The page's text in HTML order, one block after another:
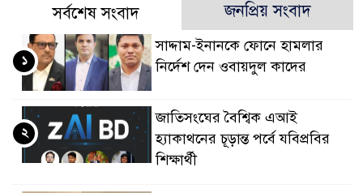
সর্বশেষ সংবাদ জনপ্রিয় সংবাদ
সাদ্দাম-ইনানকে ফোনে হামলার
নির্দেশ দেন ওবায়দুল কাদের
১
জাতিসংঘের বৈশ্বিক এআই
হ্যাকাথনের চূড়ান্ত পর্বে যবিপ্রবির
শিক্ষার্থী
২